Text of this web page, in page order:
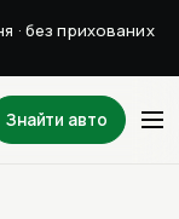
· без прихованих
Знайти авто